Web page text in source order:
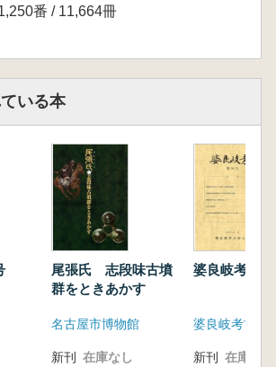
番 / 11,664冊
いる本
尾張氏 志段味古墳
群をときあかす
名古屋市博物館
新刊 在庫なし
婆良岐考古
婆良岐考古同
新刊 在庫なし